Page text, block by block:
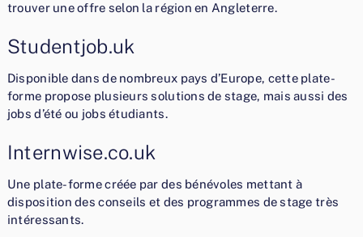
trouver une offre selon la région en Angleterre.
Studentjob.uk
Disponible dans de nombreux pays d’Europe, cette plate-
forme propose plusieurs solutions de stage, mais aussi des
jobs d’été ou jobs étudiants.
Internwise.co.uk
Une plate-forme créée par des bénévoles mettant à
disposition des conseils et des programmes de stage très
intéressants.